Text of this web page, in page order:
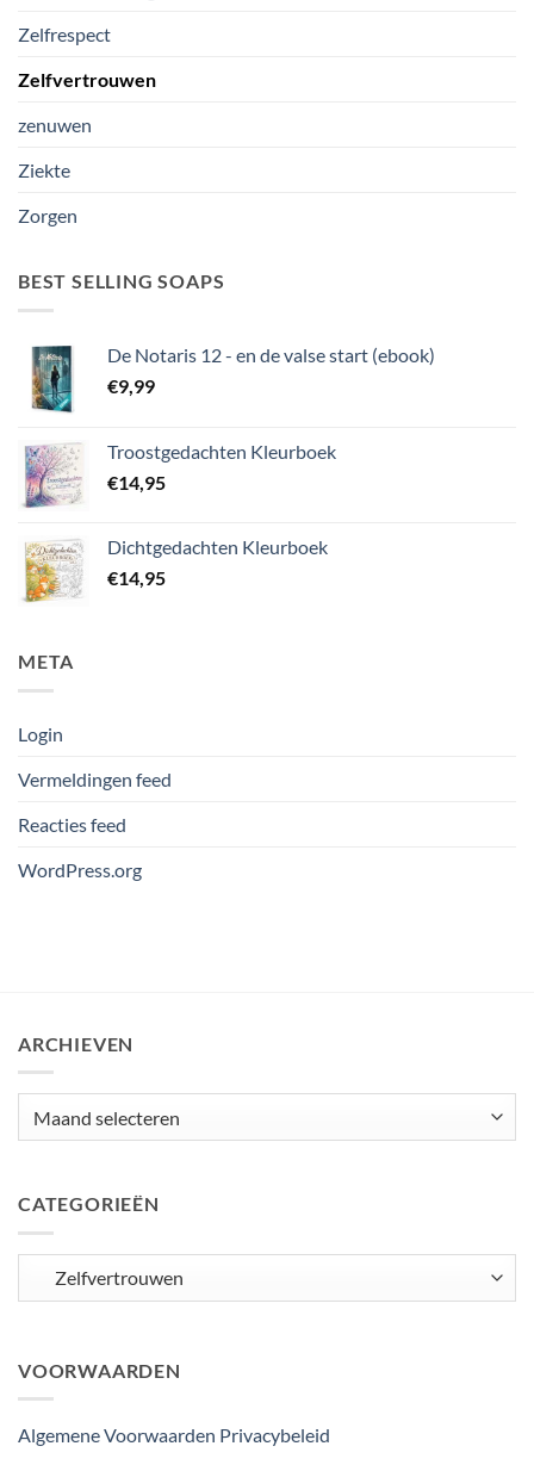
Zelfrespect
Zelfvertrouwen
zenuwen
Ziekte
Zorgen
BEST SELLING SOAPS
De Notaris 12 - en de valse start (ebook)
€9,99
Troostgedachten Kleurboek
€14,95
Dichtgedachten Kleurboek
€14,95
META
Login
Vermeldingen feed
Reacties feed
WordPress.org
ARCHIEVEN
CATEGORIEËN
VOORWAARDEN
Algemene Voorwaarden Privacybeleid